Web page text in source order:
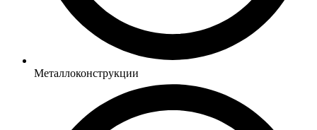
Металлоконструкции